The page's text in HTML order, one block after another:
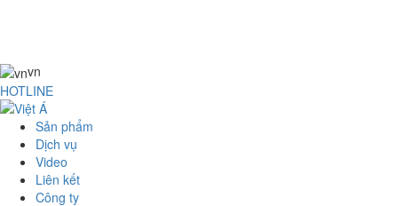
vn
HOTLINE
Sản phẩm
Dịch vụ
Video
Liên kết
Công ty